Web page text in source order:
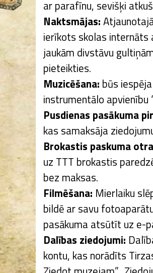
ar parafīnu, sevišķi
Naktsmājas:
ierīkots skolas
jaukām divstāvu
pieteikties.
Muzicēšana: būs
instrumentālo apvienību
Pusdienas pasākuma
kas samaksāja
Brokastis paskuma
uz TTT brokastis
bez maksas.
Filmēšana: Mierlaiku
bildē ar savu
pasākuma atsūtīt uz e-
Dalības ziedojumi:
kontu, kas norādīts